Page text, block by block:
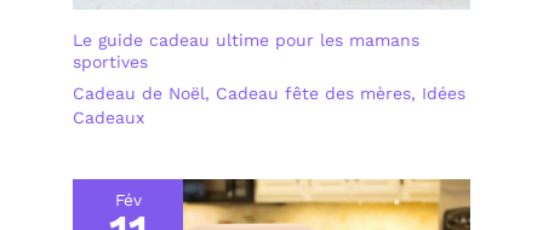
Le guide cadeau ultime pour les mamans
sportives
Cadeau de Noël, Cadeau fête des mères, Idées
Cadeaux
Fév